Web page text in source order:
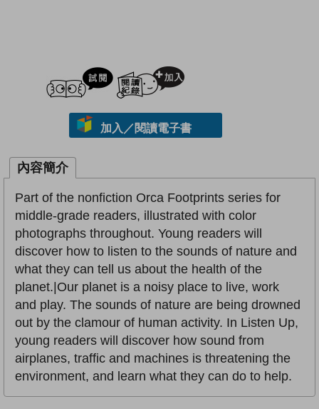
試閲
加入／閱讀電子書
內容簡介
Part of the nonfiction Orca Footprints series for
middle-grade readers, illustrated with color
photographs throughout. Young readers will
discover how to listen to the sounds of nature and
what they can tell us about the health of the
planet.|Our planet is a noisy place to live, work
and play. The sounds of nature are being drowned
out by the clamour of human activity. In Listen Up,
young readers will discover how sound from
airplanes, traffic and machines is threatening the
environment, and learn what they can do to help.